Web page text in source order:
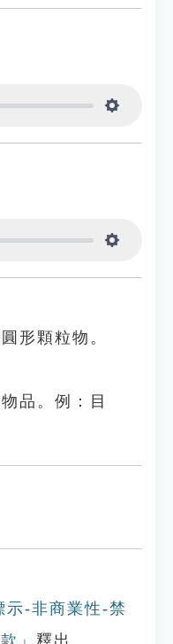
形顆粒物。
品。例：目
示-非商業性-禁
」釋出